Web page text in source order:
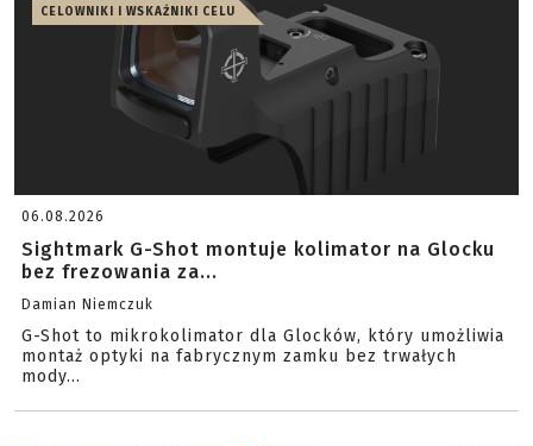
CELOWNIKI I WSKAŹNIKI CELU
06.08.2026
Sightmark G-Shot montuje kolimator na Glocku
bez frezowania za...
Damian Niemczuk
G-Shot to mikrokolimator dla Glocków, który umożliwia
montaż optyki na fabrycznym zamku bez trwałych
mody...